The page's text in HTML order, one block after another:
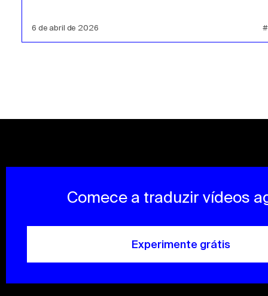
6 de abril de 2026
Comece a traduzir vídeos
Experimente grátis